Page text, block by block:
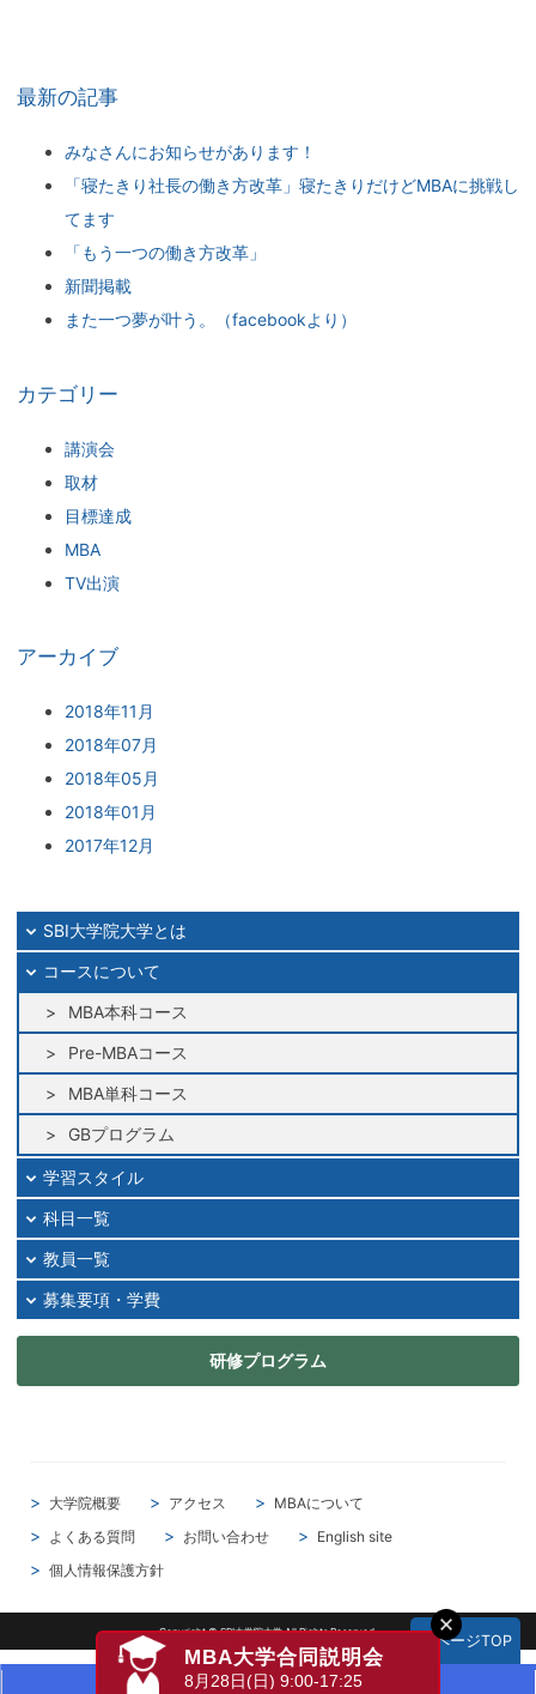
最新の記事
みなさんにお知らせがあります！
「寝たきり社長の働き方改革」寝たきりだけどMBAに挑戦し
てます
「もう一つの働き方改革」
新聞掲載
また一つ夢が叶う。（facebookより）
カテゴリー
講演会
取材
目標達成
MBA
TV出演
アーカイブ
2018年11月
2018年07月
2018年05月
2018年01月
2017年12月
SBI大学院大学とは
コースについて
MBA本科コース
Pre-MBAコース
MBA単科コース
GBプログラム
学習スタイル
科目一覧
教員一覧
募集要項・学費
研修プログラム
▲ページTOP
大学院概要 アクセス
MBAについて
よくある質問
お問い合わせ
English site
個人情報保護方針
Copyright © SBI大学院大学 All Rights Reserved.
MBA大学合同説明会
8月28日(日) 9:00-17:25